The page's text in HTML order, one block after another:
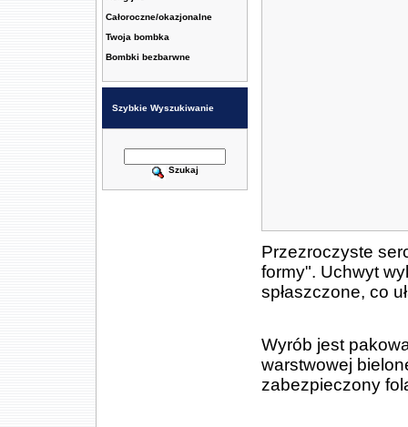
Całoroczne/okazjonalne
Twoja bombka
Bombki bezbarwne
Szybkie Wyszukiwanie
Szukaj
Przezroczyste
formy". Uchwyt
spłaszczone, co
Wyrób jest
warstwowej
zabezpieczony